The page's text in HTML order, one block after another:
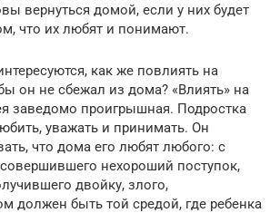
вернуться домой, если у них будет
что их любят и понимают.
как же повлиять на
он не сбежал из дома? «Влиять» на
заведомо проигрышная. Подростка
уважать и принимать. Он
что дома его любят любого: с
нехороший поступок,
двойку, злого,
должен быть той средой, где ребенка